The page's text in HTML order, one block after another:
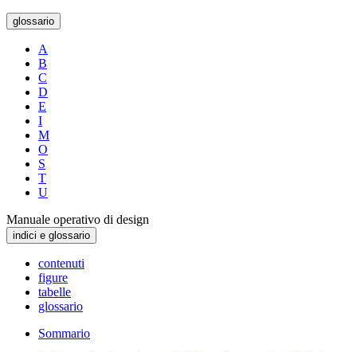
glossario
A
B
C
D
E
I
M
O
S
T
U
Manuale operativo di design
indici e glossario
contenuti
figure
tabelle
glossario
Sommario